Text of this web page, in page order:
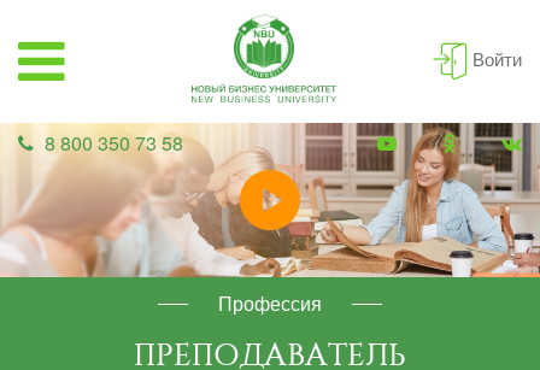
Войти
8 800 350 73 58
Профессия
ПРЕПОДАВАТЕЛЬ